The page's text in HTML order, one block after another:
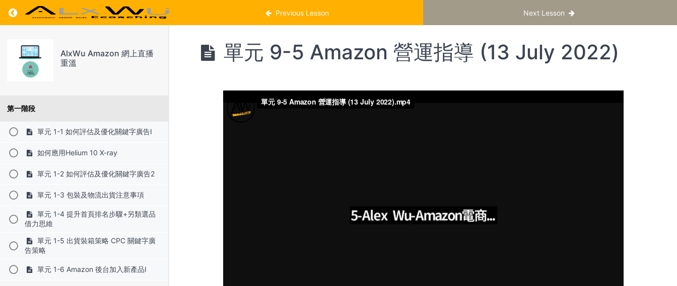
Return to course: AlxWu Amazon 網上直播重溫 Previous Lesson Next Lesson
AlxWu Amazon 網上直播
重溫
第一階段
單元 1-1 如何評估及優化關鍵字廣告I
如何應用Helium 10 X-ray
單元 1-2 如何評估及優化關鍵字廣告2
單元 1-3 包裝及物流出貨注意事項
單元 1-4 提升首頁排名步驟+另類選品
借力思維
單元 1-5 出貨裝箱策略 CPC 關鍵字廣
告策略
單元 1-6 Amazon 後台加入新產品I
單元 9-5 Amazon 營運指導 (13 July 2022)